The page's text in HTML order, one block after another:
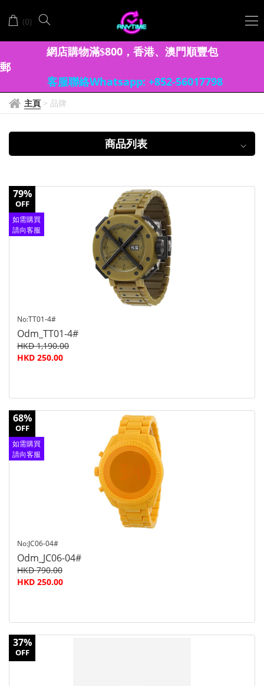
ODM
(0)
網店購物滿$800， 香港、澳門順豐包
郵
客服聯絡Whatsapp: +852-56017798
主頁 > 品牌
商品列表
79%
OFF
如需購買
請向客服
No:TT01-4#
Odm_TT01-4#
HKD 1,190.00
HKD 250.00
68%
OFF
如需購買
請向客服
No:JC06-04#
Odm_JC06-04#
HKD 790.00
HKD 250.00
37%
OFF